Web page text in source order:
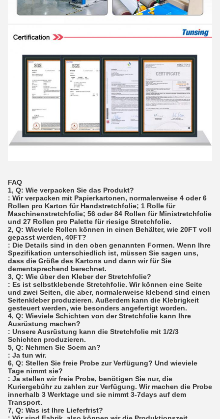
FAQ
1, Q: Wie verpacken Sie das Produkt?
: Wir verpacken mit Papierkartonen, normalerweise 4 oder 6
Rollen pro Karton für Handstretchfolie; 1 Rolle für
Maschinenstretchfolie; 56 oder 84 Rollen für Ministretchfolie
und 27 Rollen pro Palette für riesige Stretchfolie.
2, Q: Wieviele Rollen können in einen Behälter, wie 20FT voll
gepasst werden, 40FT?
: Die Details sind in den oben genannten Formen. Wenn Ihre
Spezifikation unterschiedlich ist, müssen Sie sagen uns,
dass die Größe des Kartons und dann wir für Sie
dementsprechend berechnet.
3, Q: Wie über den Kleber der Stretchfolie?
: Es ist selbstklebende Stretchfolie. Wir können eine Seite
und zwei Seiten, die aber, normalerweise klebend sind einen
Seitenkleber produzieren. Außerdem kann die Klebrigkeit
gesteuert werden, wie besonders angefertigt worden.
4, Q: Wieviele Schichten von der Stretchfolie kann Ihre
Ausrüstung machen?
: Unsere Ausrüstung kann die Stretchfolie mit 1/2/3
Schichten produzieren.
5, Q: Nehmen Sie Soem an?
: Ja tun wir.
6, Q: Stellen Sie freie Probe zur Verfügung? Und wieviele
Tage nimmt sie?
: Ja stellen wir freie Probe, benötigen Sie nur, die
Kuriergebühr zu zahlen zur Verfügung. Wir machen die Probe
innerhalb 3 Werktage und sie nimmt 3-7days auf dem
Transport.
7, Q: Was ist Ihre Lieferfrist?